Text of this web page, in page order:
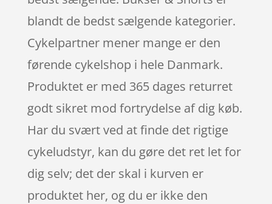
blandt de bedst sælgende kategorier.
Cykelpartner mener mange er den
førende cykelshop i hele Danmark.
Produktet er med 365 dages returret
godt sikret mod fortrydelse af dig køb.
Har du svært ved at finde det rigtige
cykeludstyr, kan du gøre det ret let for
dig selv; det der skal i kurven er
produktet her, og du er ikke den